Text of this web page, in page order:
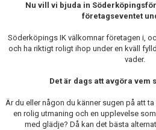
Nu vill vi bjuda in
företagseventet
Söderköpings IK välkomnar företagen i,
och ha riktigt roligt ihop under en kväll
vader.
Det är dags att avgöra vem
Är du eller någon du känner sugen på att
en rolig utmaning och en upplevelse
med glädje? Då kan det bästa